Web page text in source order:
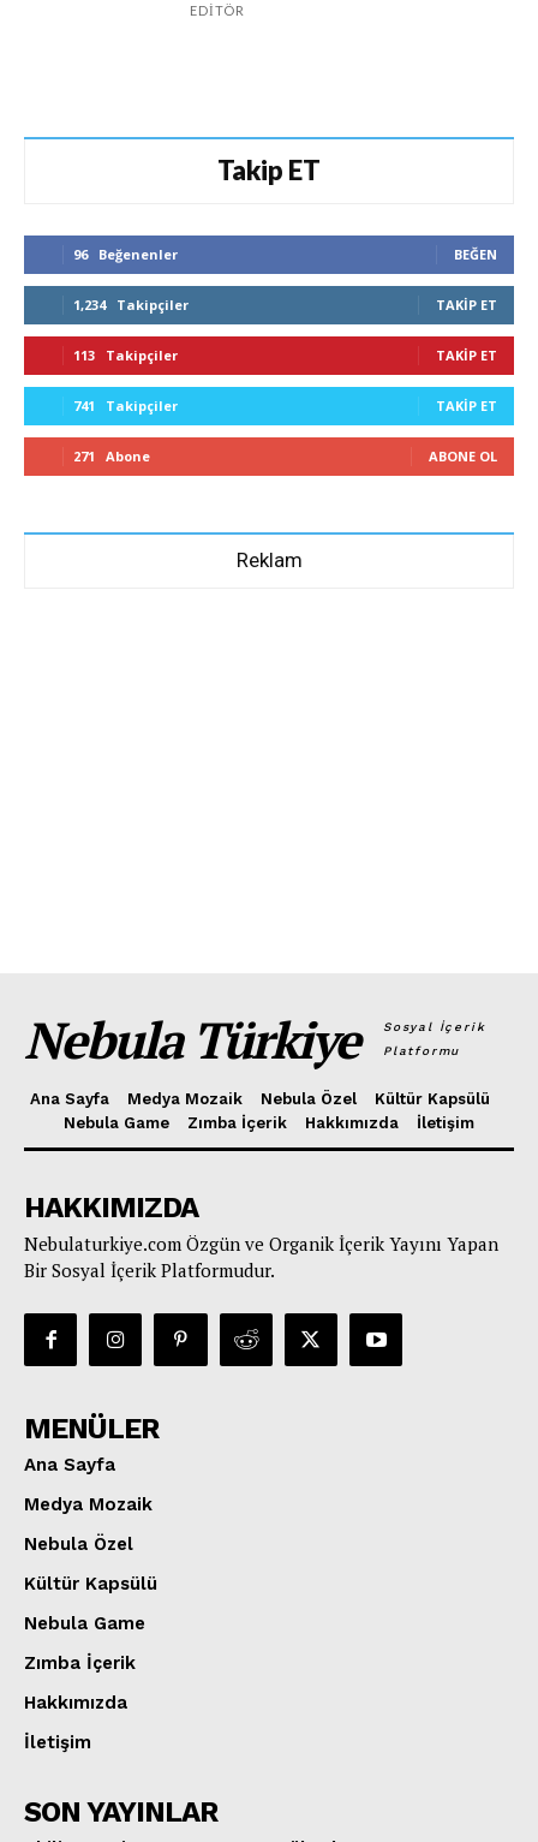
EDITÖR
Takip ET
96 Beğenenler BEĞEN
1,234 Takipçiler TAKIP ET
113 Takipçiler TAKIP ET
741 Takipçiler TAKIP ET
271 Abone ABONE OL
Reklam
Nebula Türkiye
Sosyal İçerik
Platformu
Ana Sayfa Medya Mozaik Nebula Özel
Kültür Kapsülü
Nebula Game
Zımba İçerik Hakkımızda İletişim
HAKKIMIZDA
Nebulaturkiye.com Özgün ve Organik İçerik Yayını Yapan
Bir Sosyal İçerik Platformudur.
MENÜLER
Ana Sayfa
Medya Mozaik
Nebula Özel
Kültür Kapsülü
Nebula Game
Zımba İçerik
Hakkımızda
İletişim
SON YAYINLAR